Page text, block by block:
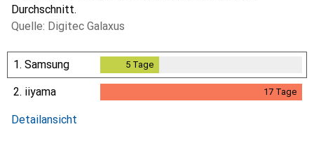
Durchschnitt.
Quelle: Digitec Galaxus
1. Samsung 5 Tage
2. iiyama 17 Tage
ii
Detailansicht